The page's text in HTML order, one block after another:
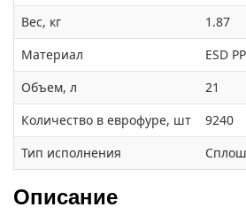
Вес, кг
1.87
Материал
ESD
Объем, л
21
Количество в еврофуре, шт
9240
Тип исполнения
Описание